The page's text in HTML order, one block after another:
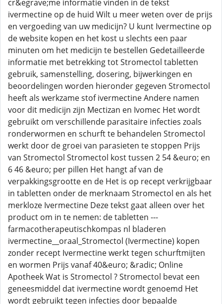
cr&egrave;me informatie vinden in de tekst
ivermectine op de huid Wilt u meer weten over de prijs
en vergoeding van uw medicijn? U kunt Ivermectine op
de website kopen en het kost u slechts een paar
minuten om het medicijn te bestellen Gedetailleerde
informatie met betrekking tot Stromectol tabletten
gebruik, samenstelling, dosering, bijwerkingen en
beoordelingen worden hieronder gegeven Stromectol
heeft als werkzame stof ivermectine Andere namen
voor dit medicijn zijn Mectizan en Ivomec Het wordt
gebruikt om verschillende parasitaire infecties zoals
ronderwormen en schurft te behandelen Stromectol
werkt door de groei van parasieten te stoppen Prijs
van Stromectol Stromectol kost tussen 2 54 &euro; en
6 46 &euro; per pillen Het hangt af van de
verpakkingsgrootte en de Het is op recept verkrijgbaar
in tabletten onder de merknaam Stromectol en als het
merkloze Ivermectine Deze tekst gaat alleen over het
product om in te nemen: de tabletten ---
farmacotherapeutischkompas nl bladeren
ivermectine__oraal_Stromectol (Ivermectine) kopen
zonder recept Ivermectine werkt tegen schurftmijten
en wormen Prijs vanaf 40&euro; &radic; Online
Apotheek Wat is Stromectol ? Stromectol bevat een
geneesmiddel dat ivermectine wordt genoemd Het
wordt gebruikt tegen infecties door bepaalde